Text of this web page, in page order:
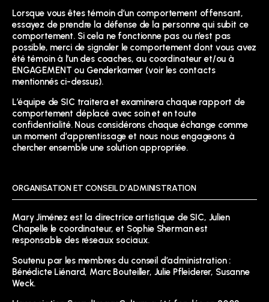
Lorsque vous êtes témoin d’un comportement offensant,
essayez de prendre la défense de la personne qui subit ce
comportement. Si cela ne fonctionne pas ou n’est pas
possible, merci de signaler le comportement dont vous avez
été témoin à l’un des coaches, au coordinateur et/ou à
ENGAGEMENT ou Genderkamer (voir les contacts
mentionnés ci-dessus).
L’équipe de SIC traitera et examinera chaque rapport de
comportement déplacé avec soin et en toute
confidentialité. Nous considérons chaque échange comme
un moment d’apprentissage et nous nous engageons à
chercher ensemble une solution appropriée.
ORGANISATION ET CONSEIL D’ADMINISTRATION
Mary Jiménez est la directrice artistique de SIC, Julien
Chapelle le coordinateur, et Sophie Sherman est
responsable des réseaux sociaux.
Soutenu par les membres du conseil d’administration :
Bénédicte Liénard, Marc Bouteiller, Julie Pfleiderer, Susanne
Weck.